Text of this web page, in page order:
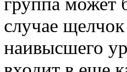
случае
наивысшего